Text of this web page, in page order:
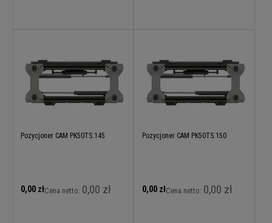
Pozycjoner CAM PK50TS.145
0,00 złCena netto: 0,00 zł
Pozycjoner CAM PK50TS.150
0,00 złCena netto: 0,00 zł